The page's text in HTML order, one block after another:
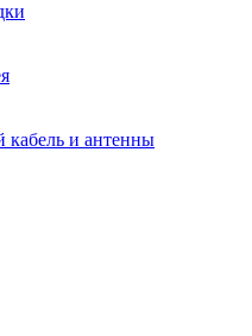
кабель и антенны